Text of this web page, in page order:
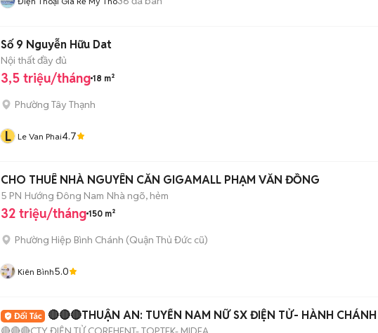
Số 9 Nguyễn Hữu Dat
Nội thất đầy đủ
3,5 triệu/tháng 18 m²
Phường Tây Thạnh
L Le Van Phai4.7
CHO THUÊ NHÀ NGUYÊN CĂN GIGAMALL PHẠM VĂN ĐỒNG
5 PN Hướng Đông Nam Nhà ngõ, hẻm
32 triệu/tháng 150 m²
Phường Hiệp Bình Chánh (Quận Thủ Đức cũ)
Kiên Bình5.0
🔴🔴🔴THUẬN AN: TUYỂN NAM NỮ SX ĐIỆN TỬ- HÀNH CHÁNH